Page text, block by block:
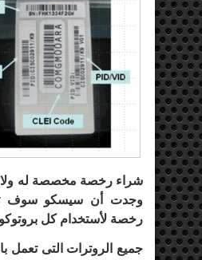
شراء رخصة مخصصة له ولا
وجدت أن سيسكو سوف
رخصة لأستخدام كل
جميع الروترات التى تعمل